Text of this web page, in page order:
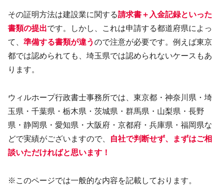
その証明方法は建設業に関する請求書＋入金記録といった
書類の提出です。しかし、これは申請する都道府県によっ
て、 準備する書類が違うので注意が必要です。例えば東京
都では認められても、埼玉県では認められないケースもあ
ります。
ウィルホープ行政書士事務所では、東京都・神奈川県・埼
玉県・千葉県・栃木県・茨城県・群馬県・山梨県・長野
県・静岡県・愛知県・大阪府・京都府・兵庫県・福岡県な
どで実績がございますので、
自社で判断せず、まずはご相
談いただければと思います！
※このページでは一般的な内容を記載しております。